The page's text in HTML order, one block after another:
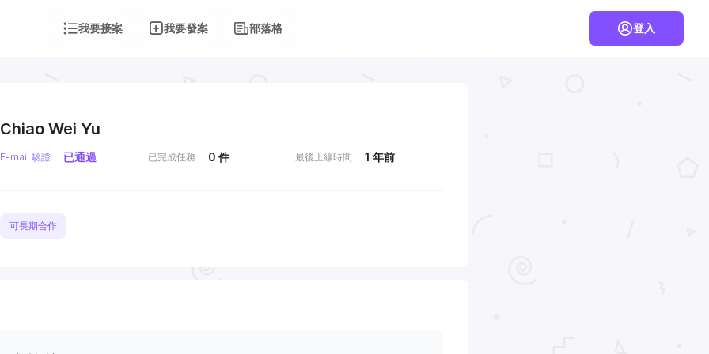
我要接案 我要發案 部落格 登入
Chiao Wei Yu
E-mail 驗證 已通過 已完成任務 0 件 最後上線時間 1 年前
可長期合作